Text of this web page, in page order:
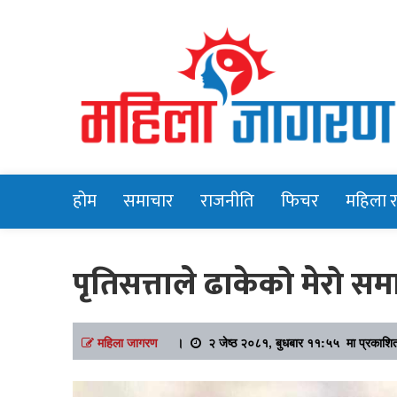
होम समाचार राजनीति फिचर महिला
पृतिसत्ताले ढाकेको मेरो
महिला जागरण। २ जेष्ठ २०८१, बुधबार ११:५५ मा